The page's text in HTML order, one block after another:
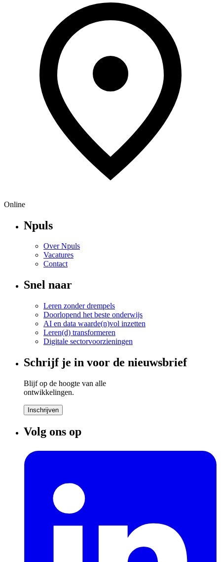
Online
Npuls
Over Npuls
Vacatures
Contact
Snel naar
Leren zonder drempels
Doorlopend het beste onderwijs
AI en data waarde(n)vol inzetten
Leren(d) transformeren
Digitale sectorvoorzieningen
Schrijf je in voor de nieuwsbrief
Blijf op de hoogte van alle
ontwikkelingen.
Inschrijven
Volg ons op